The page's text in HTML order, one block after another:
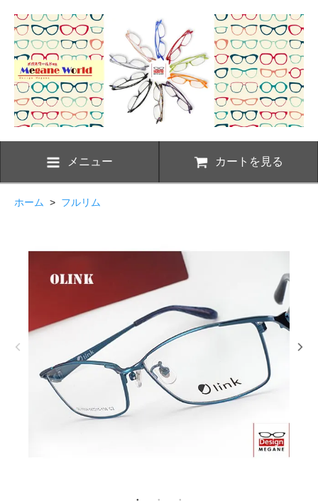
メニュー カートを見る
ホーム > フルリム